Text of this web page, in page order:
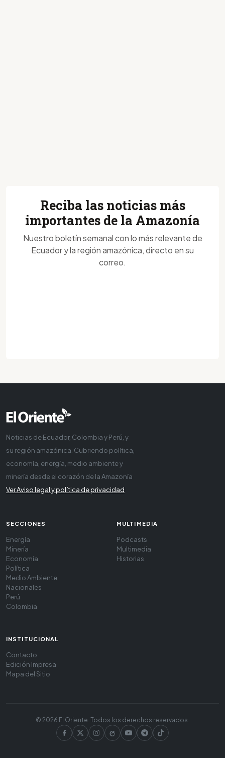
Reciba las noticias más
importantes de la Amazonía
Nuestro boletín semanal con lo más relevante de
Ecuador y la región amazónica, directo en su
correo.
Noticias de Ecuador, Colombia y Perú, y
su región amazónica. Cubriendo política,
economía, energía, medio ambiente y
minería desde el corazón de la Amazonía
Ver Aviso legal y política de privacidad
SECCIONES
Energía
Minería
Economía
Política
Medio Ambiente
Nacionales
Perú
Colombia
MULTIMEDIA
Podcasts
Multimedia
Historias
INSTITUCIONAL
Contacto
Edición Impresa
Mapa del Sitio
© 2026 El Oriente. Todos los derechos reservados.